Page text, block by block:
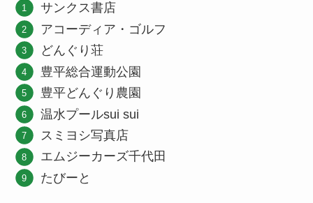
サンクス書店
アコーディア・ゴルフ
どんぐり荘
豊平総合運動公園
豊平どんぐり農園
温水プールsui sui
スミヨシ写真店
エムジーカーズ千代田
たびーと